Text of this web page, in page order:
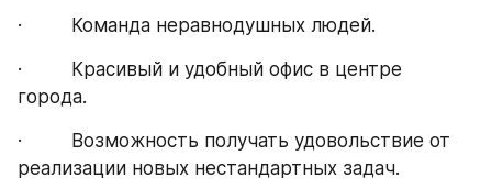
·         Команда неравнодушных людей.
·         Красивый и удобный офис в центре
города.
·         Возможность получать удовольствие от
реализации новых нестандартных задач.